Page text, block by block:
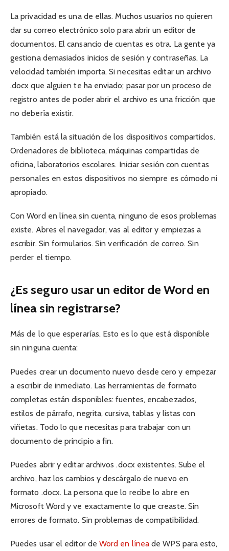
La privacidad es una de ellas. Muchos usuarios no quieren
dar su correo electrónico solo para abrir un editor de
documentos. El cansancio de cuentas es otra. La gente ya
gestiona demasiados inicios de sesión y contraseñas. La
velocidad también importa. Si necesitas editar un archivo
.docx que alguien te ha enviado; pasar por un proceso de
registro antes de poder abrir el archivo es una fricción que
no debería existir.
También está la situación de los dispositivos compartidos.
Ordenadores de biblioteca, máquinas compartidas de
oficina, laboratorios escolares. Iniciar sesión con cuentas
personales en estos dispositivos no siempre es cómodo ni
apropiado.
Con Word en línea sin cuenta, ninguno de esos problemas
existe. Abres el navegador, vas al editor y empiezas a
escribir. Sin formularios. Sin verificación de correo. Sin
perder el tiempo.
¿Es seguro usar un editor de Word en
línea sin registrarse?
Más de lo que esperarías. Esto es lo que está disponible
sin ninguna cuenta:
Puedes crear un documento nuevo desde cero y empezar
a escribir de inmediato. Las herramientas de formato
completas están disponibles: fuentes, encabezados,
estilos de párrafo, negrita, cursiva, tablas y listas con
viñetas. Todo lo que necesitas para trabajar con un
documento de principio a fin.
Puedes abrir y editar archivos .docx existentes. Sube el
archivo, haz los cambios y descárgalo de nuevo en
formato .docx. La persona que lo recibe lo abre en
Microsoft Word y ve exactamente lo que creaste. Sin
errores de formato. Sin problemas de compatibilidad.
Puedes usar el editor de Word en línea de WPS para esto,